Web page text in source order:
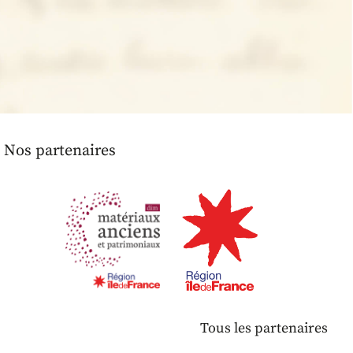
Nos partenaires
Tous les partenaires